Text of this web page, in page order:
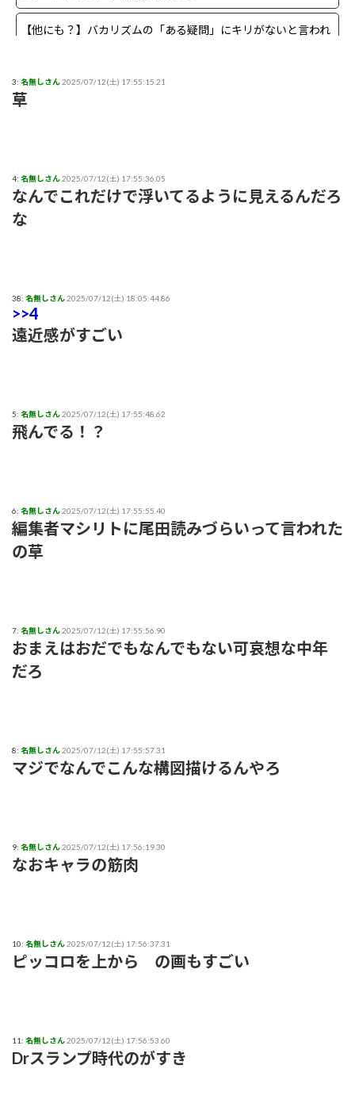
【他にも？】バカリズムの「ある疑問」にキリがないと言われ
【まさか？】勝俣州和さんの「ある理由」よりも驚きの事実が
判明することに
『盛れ！ミ・アモーレ』日本武道館ライブ映像がたった公開8
日で100万再生突破ｗｗ
小髙茉緒アナ 巨乳を乗せる！！【GIF動画あり】
アンジュルムは川名平山後藤色のサイリウムばっかりだなｗ
【画像】風俗でこのレベルのキツネ系女子が出てきたらどうす
る？
出回るAI画像に苦言
【感謝】イコラブ人気メンバー・齋藤樹愛羅さんが『盛れ！
【騒然】中西香菜さんの夫・福永活也さん「妻が出ていってし
まいました」⇒真相発覚
粗品ってくっそ面白いのになんでジジイに嫌われてるん
や？？？
【テレビ】玉川徹「僕はマイナンバーカードを持っていない。
【結論】やっぱロリ巨乳キャラが1番抜ける
46】
3: 名無しさん2025/07/12(土) 17:55:15.21
草
4: 名無しさん2025/07/12(土) 17:55:36.05
なんでこれだけで浮いてるように見えるんだろ
な
38: 名無しさん2025/07/12(土) 18:05:44.86
>>4
遠近感がすごい
5: 名無しさん2025/07/12(土) 17:55:48.62
飛んでる！？
6: 名無しさん2025/07/12(土) 17:55:55.40
編集者マシリトに尾田読みづらいって言われた
の草
7: 名無しさん2025/07/12(土) 17:55:56.90
おまえはおだでもなんでもない可哀想な中年
だろ
8: 名無しさん2025/07/12(土) 17:55:57.31
マジでなんでこんな構図描けるんやろ
9: 名無しさん2025/07/12(土) 17:56:19.30
なおキャラの筋肉
10: 名無しさん2025/07/12(土) 17:56:37.31
ピッコロを上から の画もすごい
11: 名無しさん2025/07/12(土) 17:56:53.60
Drスランプ時代のがすき